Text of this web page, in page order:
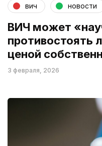
вич новости
ВИЧ может
противостоять
ценой
3 февраля, 2026